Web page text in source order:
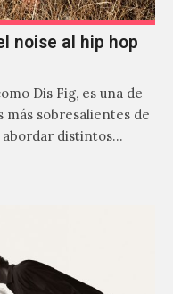
noise al hip hop
Dis Fig, es una de
más sobresalientes de
distintos